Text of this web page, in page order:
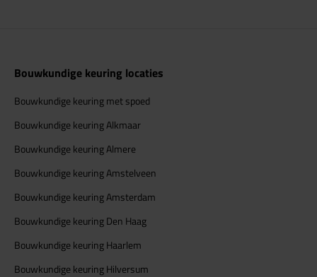
Bouwkundige keuring locaties
Bouwkundige keuring met spoed
Bouwkundige keuring Alkmaar
Bouwkundige keuring Almere
Bouwkundige keuring Amstelveen
Bouwkundige keuring Amsterdam
Bouwkundige keuring Den Haag
Bouwkundige keuring Haarlem
Bouwkundige keuring Hilversum